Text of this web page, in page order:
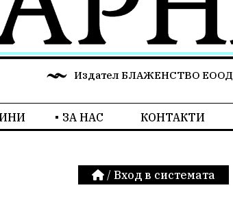
Издател БЛАЖЕНСТВО ЕООД
ЗА НАС КОНТАКТИ
/ Вход в системата